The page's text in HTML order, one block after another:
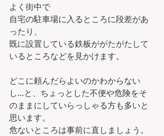
よく街中で
自宅の駐車場に入るところに段差があ
ったり、
既に設置している鉄板ががたがたして
いるところなどを見かけます。
どこに頼んだらよいのかわからない
し…と、ちょっとした不便や危険をそ
のままにしていらっしゃる方も多いと
思います。
危ないところは事前に直しましょう。